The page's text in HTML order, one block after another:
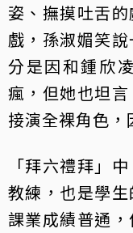
姿、撫摸吐舌
戲，孫淑媚笑
分是因和鍾欣
瘋，但她也坦
接演全裸角色，
「拜六禮拜」
教練，也是學
課業成績普通